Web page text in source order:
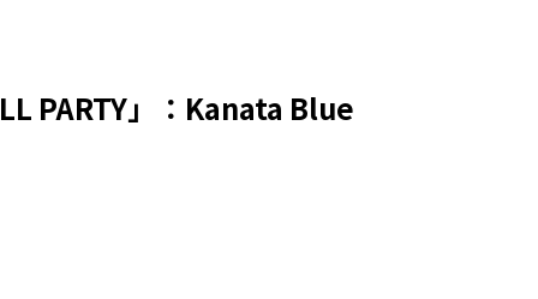
PARTY」：Kanata Blue